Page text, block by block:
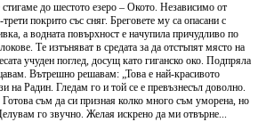
до шестото езеро – Окото. Независимо от
покрито със сняг. Бреговете му са опасани с
а водната повърхност е начупила причудливо по
Те изтъняват в средата за да отстъпят място на
учуден поглед, досущ като гиганско око. Подпряла
Вътрешно решавам: „Това е най-красивото
на Радин. Гледам го и той се е превъзнесъл доволно.
съм да си призная колко много съм уморена, но
го звучно. Желая искрено да ми отвърне...